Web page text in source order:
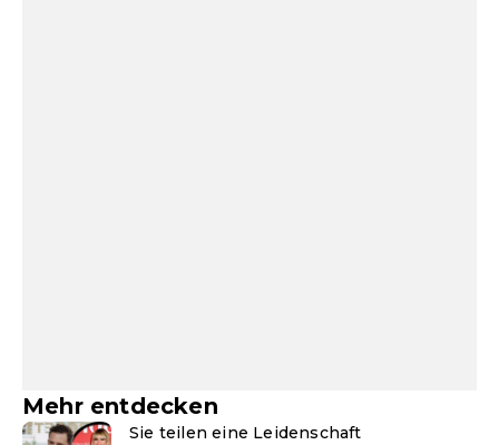
Mehr entdecken
Sie teilen eine Leidenschaft